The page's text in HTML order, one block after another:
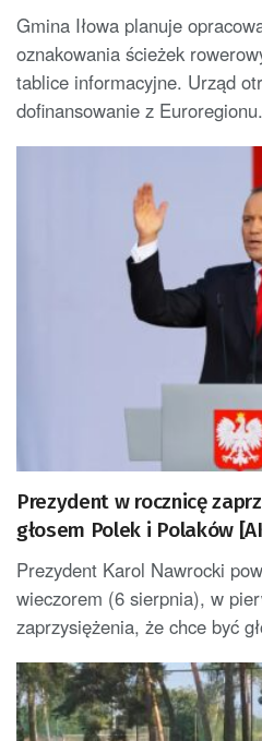
Gmina Iłowa planuje
oznakowania ścieżek
tablice informacyjne. Urząd
dofinansowanie z
Prezydent w rocznicę
głosem Polek i Polaków
Prezydent Karol Nawrocki
wieczorem (6 sierpnia), w
zaprzysiężenia, że chce być